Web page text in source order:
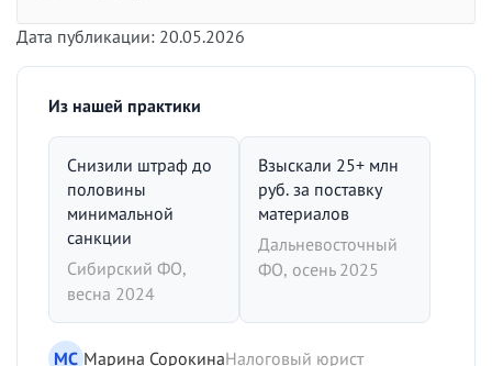
Дата публикации: 20.05.2026
Из нашей практики
Снизили штраф до
половины
минимальной
санкции
Сибирский ФО,
весна 2024
Взыскали 25+ млн
руб. за поставку
материалов
Дальневосточный
ФО, осень 2025
МС Марина СорокинаНалоговый юрист